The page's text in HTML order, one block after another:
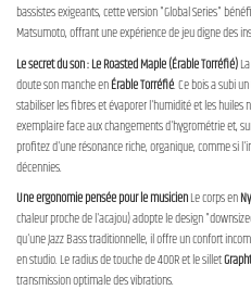
bassistes exigeants, cette version "Global Series"
Matsumoto, offrant une expérience de jeu digne des
Le secret du son : Le Roasted Maple (Érable Torréfié)
doute son manche enÉrable Torréfié. Ce bois a subi
stabiliser les fibres et évaporer l'humidité et les huiles
exemplaire face aux changements d'hygrométrie et,
profitez d'une résonance riche, organique, comme si
décennies.
Une ergonomie pensée pour le musicienLe corps en
chaleur proche de l'acajou) adopte le design
qu'une Jazz Bass traditionnelle, il offre un confort
en studio. Le radius de touche de 400R et le sillet
transmission optimale des vibrations.